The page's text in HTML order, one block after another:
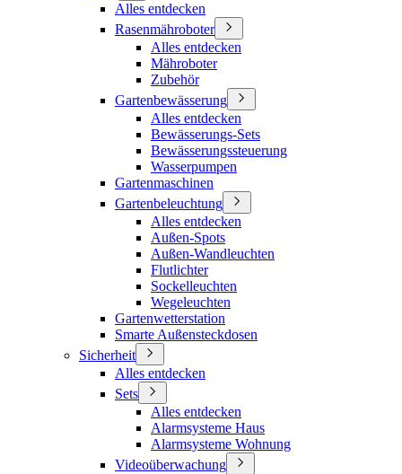
Alles entdecken
Rasenmähroboter
Alles entdecken
Mähroboter
Zubehör
Gartenbewässerung
Alles entdecken
Bewässerungs-Sets
Bewässerungssteuerung
Wasserpumpen
Gartenmaschinen
Gartenbeleuchtung
Alles entdecken
Außen-Spots
Außen-Wandleuchten
Flutlichter
Sockelleuchten
Wegeleuchten
Gartenwetterstation
Smarte Außensteckdosen
Sicherheit
Alles entdecken
Sets
Alles entdecken
Alarmsysteme Haus
Alarmsysteme Wohnung
Videoüberwachung